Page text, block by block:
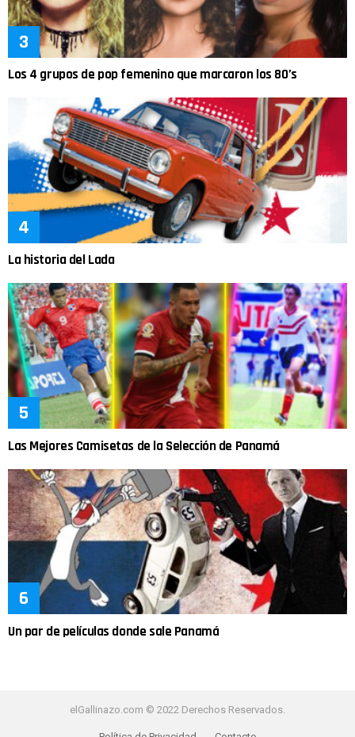
Los 4 grupos de pop femenino que marcaron los 80’s
La historia del Lada
Las Mejores Camisetas de la Selección de Panamá
Un par de películas donde sale Panamá
elGallinazo.com © 2022 Derechos Reservados.